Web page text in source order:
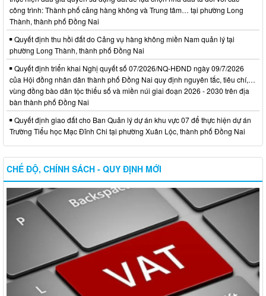
công trình: Thành phố cảng hàng không và Trung tâm… tại phường Long
Thành, thành phố Đồng Nai
Quyết định thu hồi đất do Cảng vụ hàng không miền Nam quản lý tại
phường Long Thành, thành phố Đồng Nai
Quyết định triển khai Nghị quyết số 07/2026/NQ-HĐND ngày 09/7/2026
của Hội đồng nhân dân thành phố Đồng Nai quy định nguyên tắc, tiêu chí,…
vùng đồng bào dân tộc thiểu số và miền núi giai đoạn 2026 - 2030 trên địa
bàn thành phố Đồng Nai
Quyết định giao đất cho Ban Quản lý dự án khu vực 07 để thực hiện dự án
Trường Tiểu học Mạc Đĩnh Chi tại phường Xuân Lộc, thành phố Đồng Nai
CHẾ ĐỘ, CHÍNH SÁCH - QUY ĐỊNH MỚI